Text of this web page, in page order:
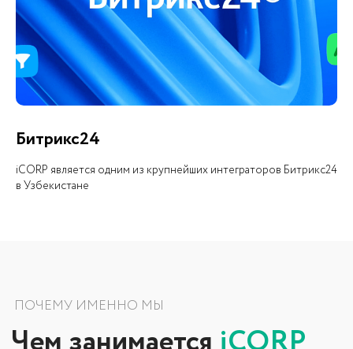
Битрикс24
iCORP является одним из крупнейших интеграторов Битрикс24
в Узбекистане